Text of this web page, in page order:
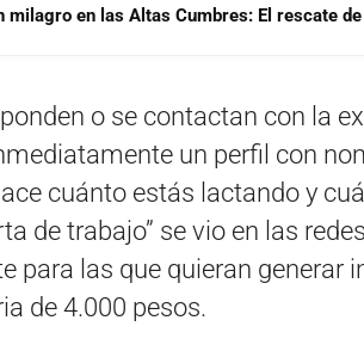
milagro en las Altas Cumbres: El rescate
o se contactan con la
un perfil con
cuánto estás lactando y
de trabajo” se vio en las
para las que quieran generar
de 4.000 pesos.